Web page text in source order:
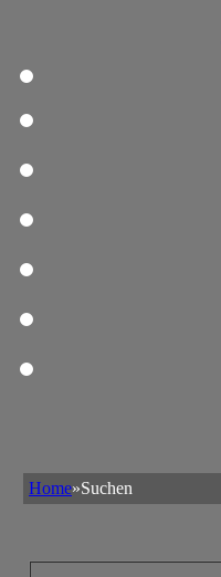
Home»Suchen